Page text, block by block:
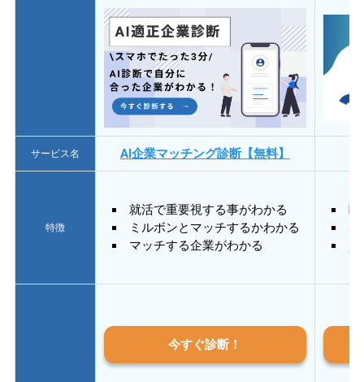
サービス名 AI企業マッチング診断【無料】
特徴
就活で重要視する事がわかる
ミルボンとマッチするかわかる
マッチする企業がわかる
質
今すぐ診断！